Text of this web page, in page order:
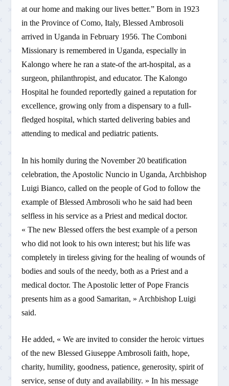
at our home and making our lives better.” Born in 1923
in the Province of Como, Italy, Blessed Ambrosoli
arrived in Uganda in February 1956. The Comboni
Missionary is remembered in Uganda, especially in
Kalongo where he ran a state-of the art-hospital, as a
surgeon, philanthropist, and educator. The Kalongo
Hospital he founded reportedly gained a reputation for
excellence, growing only from a dispensary to a full-
fledged hospital, which started delivering babies and
attending to medical and pediatric patients.
In his homily during the November 20 beatification
celebration, the Apostolic Nuncio in Uganda, Archbishop
Luigi Bianco, called on the people of God to follow the
example of Blessed Ambrosoli who he said had been
selfless in his service as a Priest and medical doctor.
« The new Blessed offers the best example of a person
who did not look to his own interest; but his life was
completely in tireless giving for the healing of wounds of
bodies and souls of the needy, both as a Priest and a
medical doctor. The Apostolic letter of Pope Francis
presents him as a good Samaritan, » Archbishop Luigi
said.
He added, « We are invited to consider the heroic virtues
of the new Blessed Giuseppe Ambrosoli faith, hope,
charity, humility, goodness, patience, generosity, spirit of
service, sense of duty and availability. » In his message